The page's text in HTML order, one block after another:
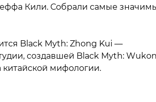
Кили. Собрали самые
Black Myth: Zhong Kui —
создавшей Black Myth:
китайской мифологии.